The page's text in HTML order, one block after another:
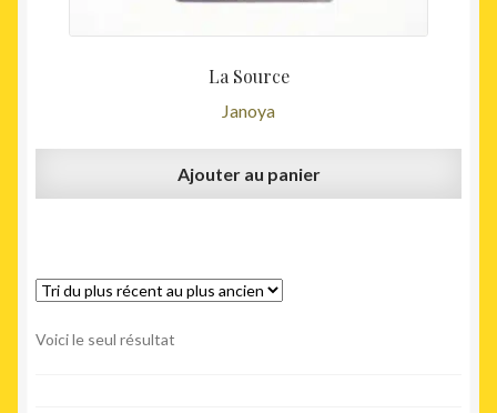
La Source
Janoya
Ajouter au panier
Voici le seul résultat